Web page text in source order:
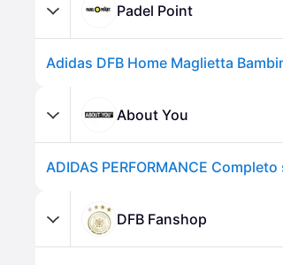
Padel Point
Adidas DFB Home Maglietta
About You
DFB Fanshop